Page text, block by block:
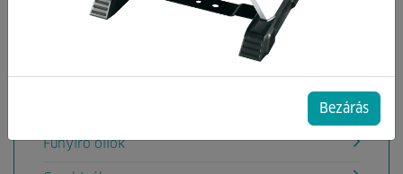
Ágvágó teleszkópos
Bozótvágó
Fűnyíró ollók
Bezárás